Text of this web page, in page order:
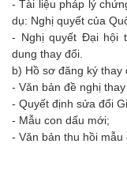
- Tài liệu pháp lý
dụ: Nghị quyết của
- Nghị quyết Đại hội
dung thay đổi.
b) Hồ sơ đăng ký thay
- Văn bản đề nghị
- Quyết định sửa đổi
- Mẫu con dấu mới;
- Văn bản thu hồi